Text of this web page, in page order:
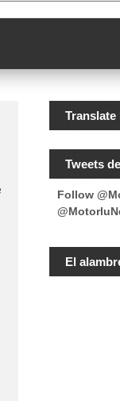
Translate
Tweets
Follow
El